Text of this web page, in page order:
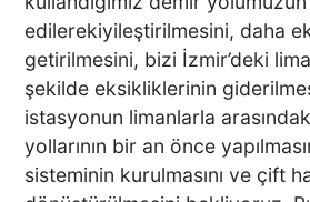
MEHMET
ÇIKTI
DEV ÖDÜL
edilerekiyileştirilmesini, daha
getirilmesini, bizi İzmir’deki
şekilde eksikliklerinin
istasyonun limanlarla
yollarının bir an önce
sisteminin kurulmasını ve çift